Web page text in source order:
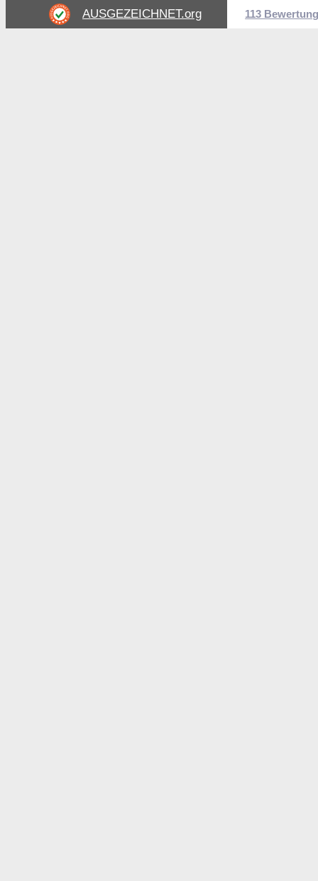
AUSGEZEICHNET.org 113